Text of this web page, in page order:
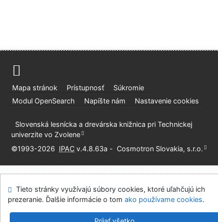
Mapa stránok Prístupnosť
Súkromie
Modul OpenSearch
Napíšte nám Nastavenie cookies
Slovenská lesnícka a drevárska knižnica pri Technickej
univerzite vo Zvolene
©1993-2026 IPAC v.4.8.63a - Cosmotron Slovakia, s.r.o.
Tieto stránky využívajú súbory cookies, ktoré uľahčujú ich
prezeranie. Ďalšie informácie o tom ako používame cookies.